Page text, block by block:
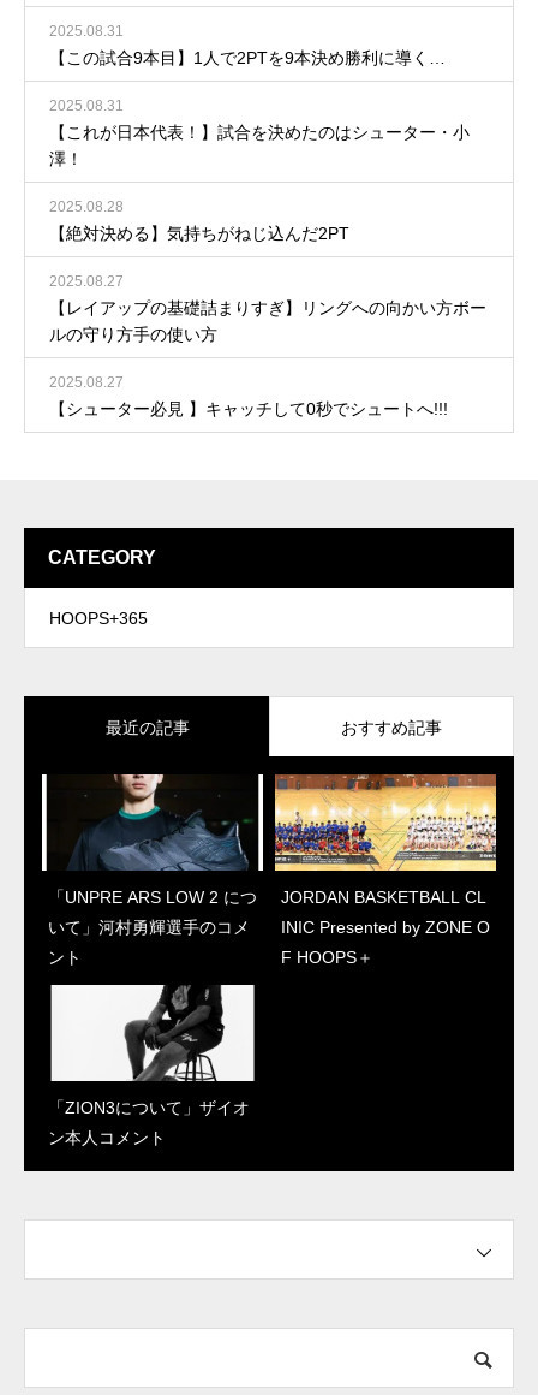
2025.08.31
【この試合9本目】1人で2PTを9本決め勝利に導く…
2025.08.31
【これが日本代表！】試合を決めたのはシューター・小
澤！
2025.08.28
【絶対決める】気持ちがねじ込んだ2PT
2025.08.27
【レイアップの基礎詰まりすぎ】リングへの向かい方ボー
ルの守り方手の使い方
2025.08.27
【シューター必見 】キャッチして0秒でシュートへ!!!
CATEGORY
HOOPS+365
最近の記事 おすすめ記事
「UNPRE ARS LOW 2 につ
いて」河村勇輝選手のコメ
ント
JORDAN BASKETBALL CL
INIC Presented by ZONE O
F HOOPS＋
「ZION3について」ザイオ
ン本人コメント
「UNPRE ARS LOW 2 につ
いて」河村勇輝選手のコメ
ント
「ZION3について」ザイオ
ン本人コメント
“ジェイソン・テイタム初の
シグネチャーシューズ”
「テイタム 1について」本